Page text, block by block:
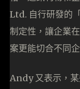
Ltd. 自行研發的
制定性，讓企業
案更能切合不同
Andy 又表示，某